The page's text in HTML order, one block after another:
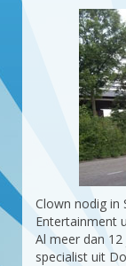
Clown nodig in
Entertainment
Al meer dan
specialist uit